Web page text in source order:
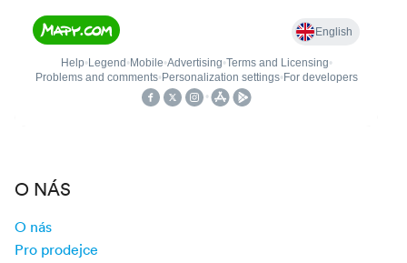
O NÁS
O nás
Pro prodejce